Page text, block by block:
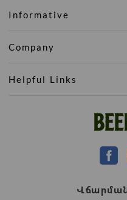
Informative
Company
Helpful Links